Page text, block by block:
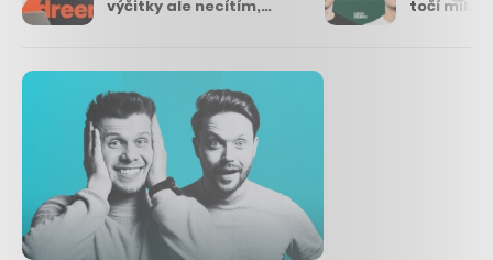
výčitky ale necítím,
točí